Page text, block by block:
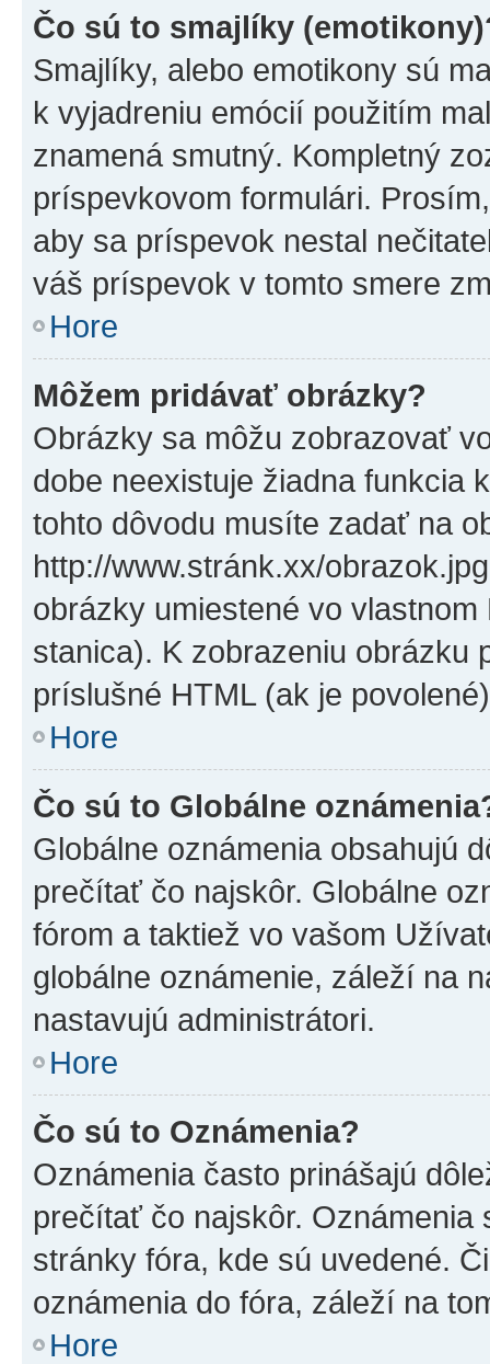
Čo sú to smajlíky
Smajlíky, alebo emotikony sú
k vyjadreniu emócií použitím
znamená smutný. Kompletný
príspevkovom formulári.
aby sa príspevok nestal
váš príspevok v tomto smere
Hore
Môžem pridávať obrázky?
Obrázky sa môžu zobrazovať
dobe neexistuje žiadna funkcia
tohto dôvodu musíte zadať na
http://www.stránk.xx/
obrázky umiestené vo
stanica). K zobrazeniu obrázku
príslušné HTML (ak je
Hore
Čo sú to Globálne
Globálne oznámenia obsahujú
prečítať čo najskôr. Globálne
fórom a taktiež vo vašom
globálne oznámenie, záleží na
nastavujú administrátori.
Hore
Čo sú to Oznámenia?
Oznámenia často prinášajú
prečítať čo najskôr. Oznámenia
stránky fóra, kde sú uvedené.
oznámenia do fóra, záleží na
Hore